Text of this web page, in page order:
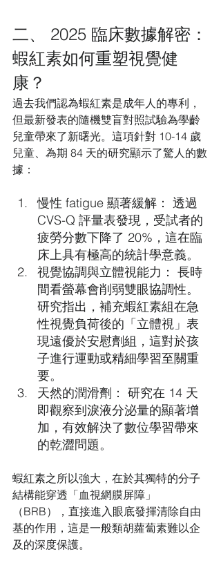
二、 2025 臨床數據解密：
蝦紅素如何重塑視覺健
康？
過去我們認為蝦紅素是成年人的專利，
但最新發表的隨機雙盲對照試驗為學齡
兒童帶來了新曙光。這項針對 10-14 歲
兒童、為期 84 天的研究顯示了驚人的數
據：
慢性 fatigue 顯著緩解： 透過
CVS-Q 評量表發現，受試者的
疲勞分數下降了 20%，這在臨
床上具有極高的統計學意義。
視覺協調與立體視能力： 長時
間看螢幕會削弱雙眼協調性。
研究指出，補充蝦紅素組在急
性視覺負荷後的「立體視」表
現遠優於安慰劑組，這對於孩
子進行運動或精細學習至關重
要。
天然的潤滑劑： 研究在 14 天
即觀察到淚液分泌量的顯著增
加，有效解決了數位學習帶來
的乾澀問題。
蝦紅素之所以強大，在於其獨特的分子
結構能穿透「血視網膜屏障」
（BRB），直接進入眼底發揮清除自由
基的作用，這是一般類胡蘿蔔素難以企
及的深度保護。